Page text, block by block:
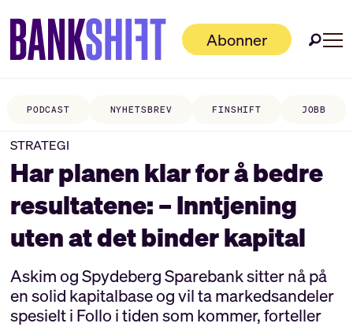
Abonner
PODCAST NYHETSBREV FINSHIFT JOBB
STRATEGI
Har planen klar for å bedre
resultatene: – Inntjening
uten at det binder kapital
Askim og Spydeberg Sparebank sitter nå på
en solid kapitalbase og vil ta markedsandeler
spesielt i Follo i tiden som kommer, forteller